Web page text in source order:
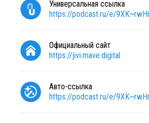
Универсальная ссылка
https://podcast.ru/e/
Официальный сайт
https://jivi.mave.digital
Авто-ссылка
https://podcast.ru/e/